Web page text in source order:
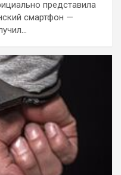
представила
смартфон —